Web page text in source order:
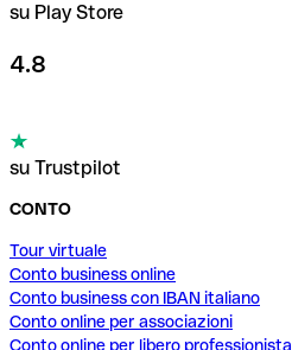
su Play Store
4.8
su Trustpilot
CONTO
Tour virtuale
Conto business online
Conto business con IBAN italiano
Conto online per associazioni
Conto online per libero professionista